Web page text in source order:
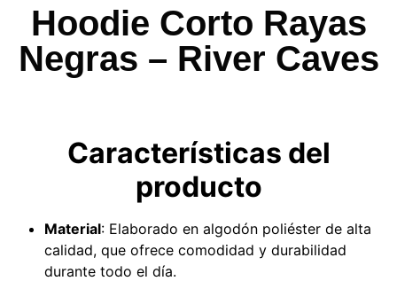
Hoodie Corto Rayas
Negras – River Caves
Características del
producto
Material: Elaborado en algodón poliéster de alta
calidad, que ofrece comodidad y durabilidad
durante todo el día.